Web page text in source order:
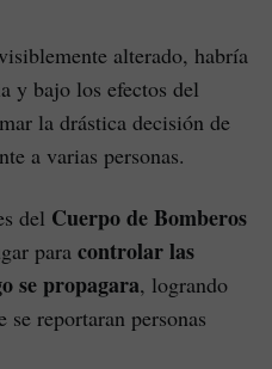
alterado, habría
y bajo los efectos del
la drástica decisión de
a varias personas.
del Cuerpo de Bomberos
para controlar las
se propagara, logrando
reportaran personas